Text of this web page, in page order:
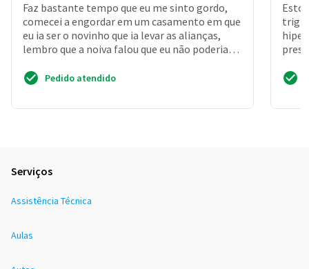
Faz bastante tempo que eu me sinto gordo,
comecei a engordar em um casamento em que
eu ia ser o novinho que ia levar as alianças,
lembro que a noiva falou que eu não poderia
Pedido atendido
Serviços
Assistência Técnica
Aulas